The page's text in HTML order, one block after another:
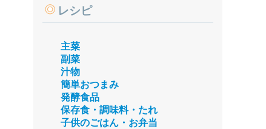
レシピ
主菜
副菜
汁物
簡単おつまみ
発酵食品
保存食・調味料・たれ
子供のごはん・お弁当